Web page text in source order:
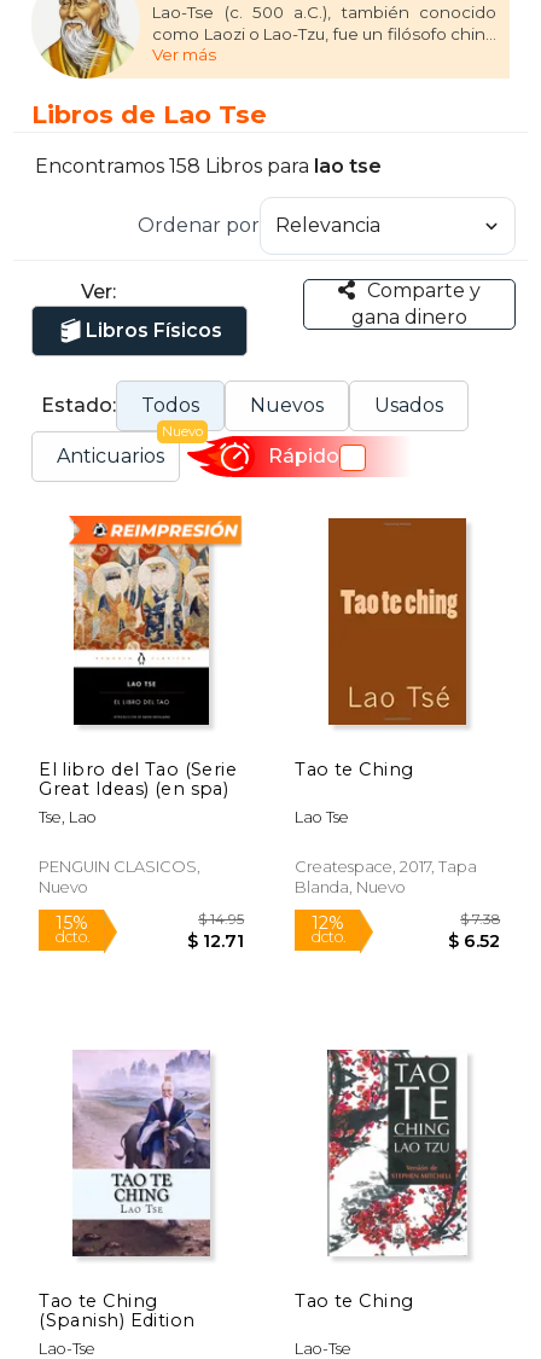
Lao-Tse (c. 500 a.C.), también conocido
como Laozi o Lao-Tzu, fue un filósofo chino
a quien se le atribuye haber fundado el
sistema filosófico del taoísmo. Se lo
Tao-Te-Ching, que se suele traducir como
senda y la virtud; en China al libro también
El nombre de Lao-Tse no es un nombre
«viejo hombre» o «viejo maestro»
Ver más
Libros de Lao Tse
Encontramos 158 Libros para lao tse
Ordenar por
Ver:
Libros Físicos
Comparte y
gana dinero
Estado: Todos Nuevos Usados
Anticuarios
Nuevo
Rápido
El libro del Tao (Serie
Great Ideas) (en spa)
Tse, Lao
PENGUIN CLASICOS,
Nuevo
15%
dcto. $ 12.71
Tao te Ching
Lao Tse
Createspace, 2017, Tapa
Blanda, Nuevo
12%
dcto.
Tao te Ching
(Spanish) Edition
Lao-Tse
Tao te Ching
Lao-Tse